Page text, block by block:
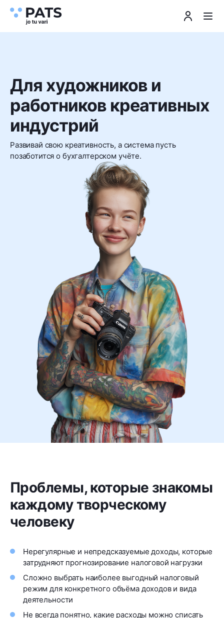
Для художников и
работников креативных
индустрий
Развивай свою креативность, а система пусть
позаботится о бухгалтерском учёте.
Проблемы, которые знакомы
каждому творческому
человеку
Нерегулярные и непредсказуемые доходы, которые
затрудняют прогнозирование налоговой нагрузки
Сложно выбрать наиболее выгодный налоговый
режим для конкретного объёма доходов и вида
деятельности
Не всегда понятно, какие расходы можно списать